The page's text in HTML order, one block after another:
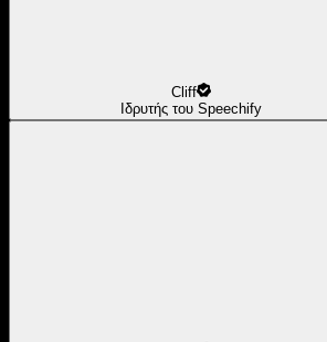
Cliff
Ιδρυτής του Speechify